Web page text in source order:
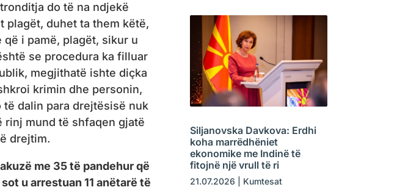
do të na ndjekë
plagët, duhet ta them këtë,
i pamë, plagët, sikur u
se procedura ka filluar
megjithatë ishte diçka
krimin dhe personin,
dalin para drejtësisë nuk
rinj mund të shfaqen gjatë
drejtim.
me 35 të pandehur që
u arrestuan 11 anëtarë të
Siljanovska Davkova: Erdhi
koha marrëdhëniet
ekonomike me Indinë të
fitojnë një vrull të ri
21.07.2026 Kumtesat